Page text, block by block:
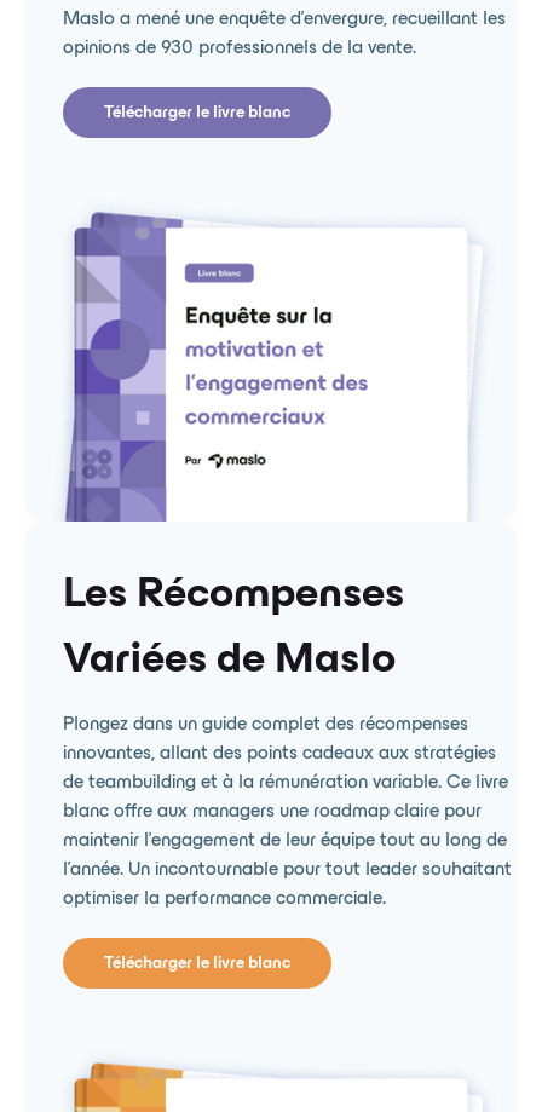
Maslo a mené une enquête d'envergure, recueillant les
opinions de 930 professionnels de la vente.
Télécharger le livre blanc
Les Récompenses
Variées de Maslo
Plongez dans un guide complet des récompenses
innovantes, allant des points cadeaux aux stratégies
de teambuilding et à la rémunération variable. Ce livre
blanc offre aux managers une roadmap claire pour
maintenir l'engagement de leur équipe tout au long de
l'année. Un incontournable pour tout leader souhaitant
optimiser la performance commerciale.
Télécharger le livre blanc